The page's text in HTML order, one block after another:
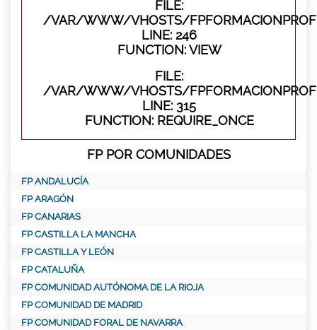
FILE:
/VAR/WWW/VHOSTS/
LINE: 246
FUNCTION: VIEW
FILE:
/VAR/WWW/VHOSTS/
LINE: 315
FUNCTION: REQUIRE_ONCE
FP POR COMUNIDADES
FP ANDALUCÍA
FP ARAGÓN
FP CANARIAS
FP CASTILLA LA MANCHA
FP CASTILLA Y LEÓN
FP CATALUÑA
FP COMUNIDAD AUTÓNOMA DE LA RIOJA
FP COMUNIDAD DE MADRID
FP COMUNIDAD FORAL DE NAVARRA